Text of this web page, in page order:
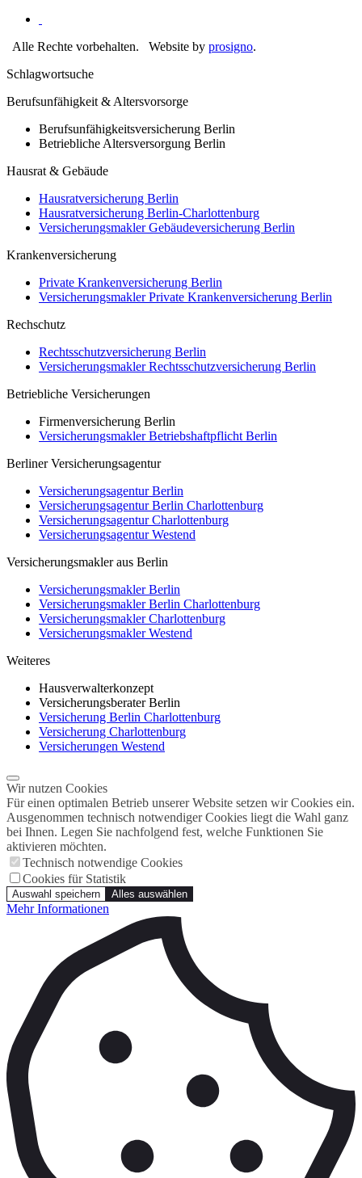
Alle Rechte vorbehalten. Website by prosigno.
Schlagwortsuche
Berufsunfähigkeit & Altersvorsorge
Berufsunfähigkeitsversicherung Berlin
Betriebliche Altersversorgung Berlin
Hausrat & Gebäude
Hausratversicherung Berlin
Hausratversicherung Berlin-Charlottenburg
Versicherungsmakler Gebäudeversicherung Berlin
Krankenversicherung
Private Krankenversicherung Berlin
Versicherungsmakler Private Krankenversicherung Berlin
Rechschutz
Rechtsschutzversicherung Berlin
Versicherungsmakler Rechtsschutzversicherung Berlin
Betriebliche Versicherungen
Firmenversicherung Berlin
Versicherungsmakler Betriebshaftpflicht Berlin
Berliner Versicherungsagentur
Versicherungsagentur Berlin
Versicherungsagentur Berlin Charlottenburg
Versicherungsagentur Charlottenburg
Versicherungsagentur Westend
Versicherungsmakler aus Berlin
Versicherungsmakler Berlin
Versicherungsmakler Berlin Charlottenburg
Versicherungsmakler Charlottenburg
Versicherungsmakler Westend
Weiteres
Hausverwalterkonzept
Versicherungsberater Berlin
Versicherung Berlin Charlottenburg
Versicherung Charlottenburg
Versicherungen Westend
Wir nutzen Cookies
Für einen optimalen Betrieb unserer Website setzen wir Cookies ein.
Ausgenommen technisch notwendiger Cookies liegt die Wahl ganz
bei Ihnen. Legen Sie nachfolgend fest, welche Funktionen Sie
aktivieren möchten.
Technisch notwendige Cookies
Cookies für Statistik
Auswahl speichern Alles auswählen
Mehr Informationen